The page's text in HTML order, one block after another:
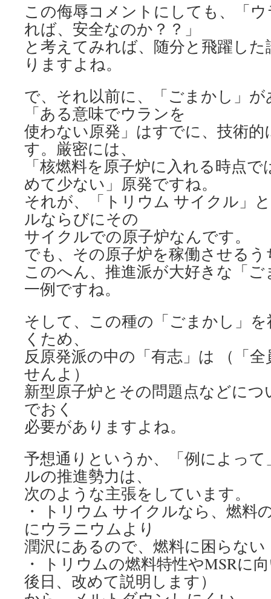
この侮辱コメントにしても、「
れば、安全なのか？？」
と考えてみれば、随分と飛躍し
りますよね。
で、それ以前に、「ごまかし」
「ある意味でウランを
使わない原発」はすでに、技術
す。厳密には、
「核燃料を原子炉に入れる時点
めて少ない」原発ですね。
それが、「トリウム サイクル」
ルならびにその
サイクルでの原子炉なんです。
でも、その原子炉を稼働させる
このへん、推進派が大好きな「
一例ですね。
そして、この種の「ごまかし」
くため、
反原発派の中の「有志」は （「
せんよ）
新型原子炉とその問題点などに
でおく
必要がありますよね。
予想通りというか、「例によっ
ルの推進勢力は、
次のような主張をしています。
・ トリウム サイクルなら、燃料
にウラニウムより
潤沢にあるので、燃料に困らない
・ トリウムの燃料特性やMSRに
後日、改めて説明します）